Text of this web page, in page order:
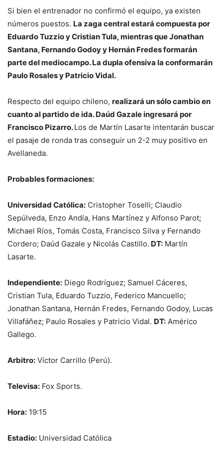
Si bien el entrenador no confirmó el equipo, ya existen
números puestos. La zaga central estará compuesta por
Eduardo Tuzzio y Cristian Tula, mientras que Jonathan
Santana, Fernando Godoy y Hernán Fredes formarán
parte del mediocampo. La dupla ofensiva la conformarán
Paulo Rosales y Patricio Vidal.
Respecto del equipo chileno, realizará un sólo cambio en
cuanto al partido de ida. Daúd Gazale ingresará por
Francisco Pizarro.Los de Martín Lasarte intentarán buscar
el pasaje de ronda tras conseguir un 2-2 muy positivo en
Avellaneda.
Probables formaciones:
Universidad Católica: Cristopher Toselli; Claudio
Sepúlveda, Enzo Andía, Hans Martínez y Alfonso Parot;
Michael Ríos, Tomás Costa, Francisco Silva y Fernando
Cordero; Daúd Gazale y Nicolás Castillo. DT: Martín
Lasarte.
Independiente: Diego Rodríguez; Samuel Cáceres,
Cristian Tula, Eduardo Tuzzio, Federico Mancuello;
Jonathan Santana, Hernán Fredes, Fernando Godoy, Lucas
Villafáñez; Paulo Rosales y Patricio Vidal. DT: Américo
Gallego.
Arbitro: Víctor Carrillo (Perú).
Televisa: Fox Sports.
Hora: 19:15
Estadio: Universidad Católica